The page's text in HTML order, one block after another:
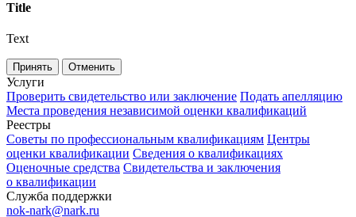
Title
Text
Принять Отменить
Услуги
Проверить свидетельство или заключение Подать апелляцию
Места проведения независимой оценки квалификаций
Реестры
Советы по профессиональным квалификациям Центры
оценки квалификации Сведения о квалификациях
Оценочные средства Свидетельства и заключения
о квалификации
Служба поддержки
nok-nark@nark.ru